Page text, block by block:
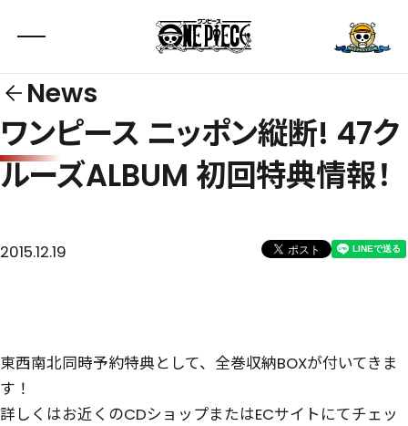
News
ワンピース ニッポン縦断! 47ク
ルーズALBUM 初回特典情報！
2015.12.19
東西南北同時予約特典として、全巻収納BOXが付いてきま
す！
詳しくはお近くのCDショップまたはECサイトにてチェッ